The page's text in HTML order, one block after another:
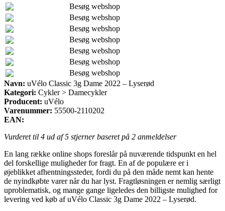
Besøg webshop
Besøg webshop
Besøg webshop
Besøg webshop
Besøg webshop
Besøg webshop
Besøg webshop
Navn: uVélo Classic 3g Dame 2022 – Lyserød
Kategori: Cykler > Damecykler
Producent: uVélo
Varenummer: 55500-2110202
EAN:
Vurderet til 4 ud af 5 stjerner baseret på 2 anmeldelser
En lang række online shops foreslår på nuværende tidspunkt en hel
del forskellige muligheder for fragt. En af de populære er i
øjeblikket afhentningssteder, fordi du på den måde nemt kan hente
de nyindkøbte varer når du har lyst. Fragtløsningen er nemlig særligt
uproblematisk, og mange gange ligeledes den billigste mulighed for
levering ved køb af uVélo Classic 3g Dame 2022 – Lyserød.